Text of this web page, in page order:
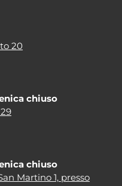
20
chiuso
chiuso
Martino 1, presso